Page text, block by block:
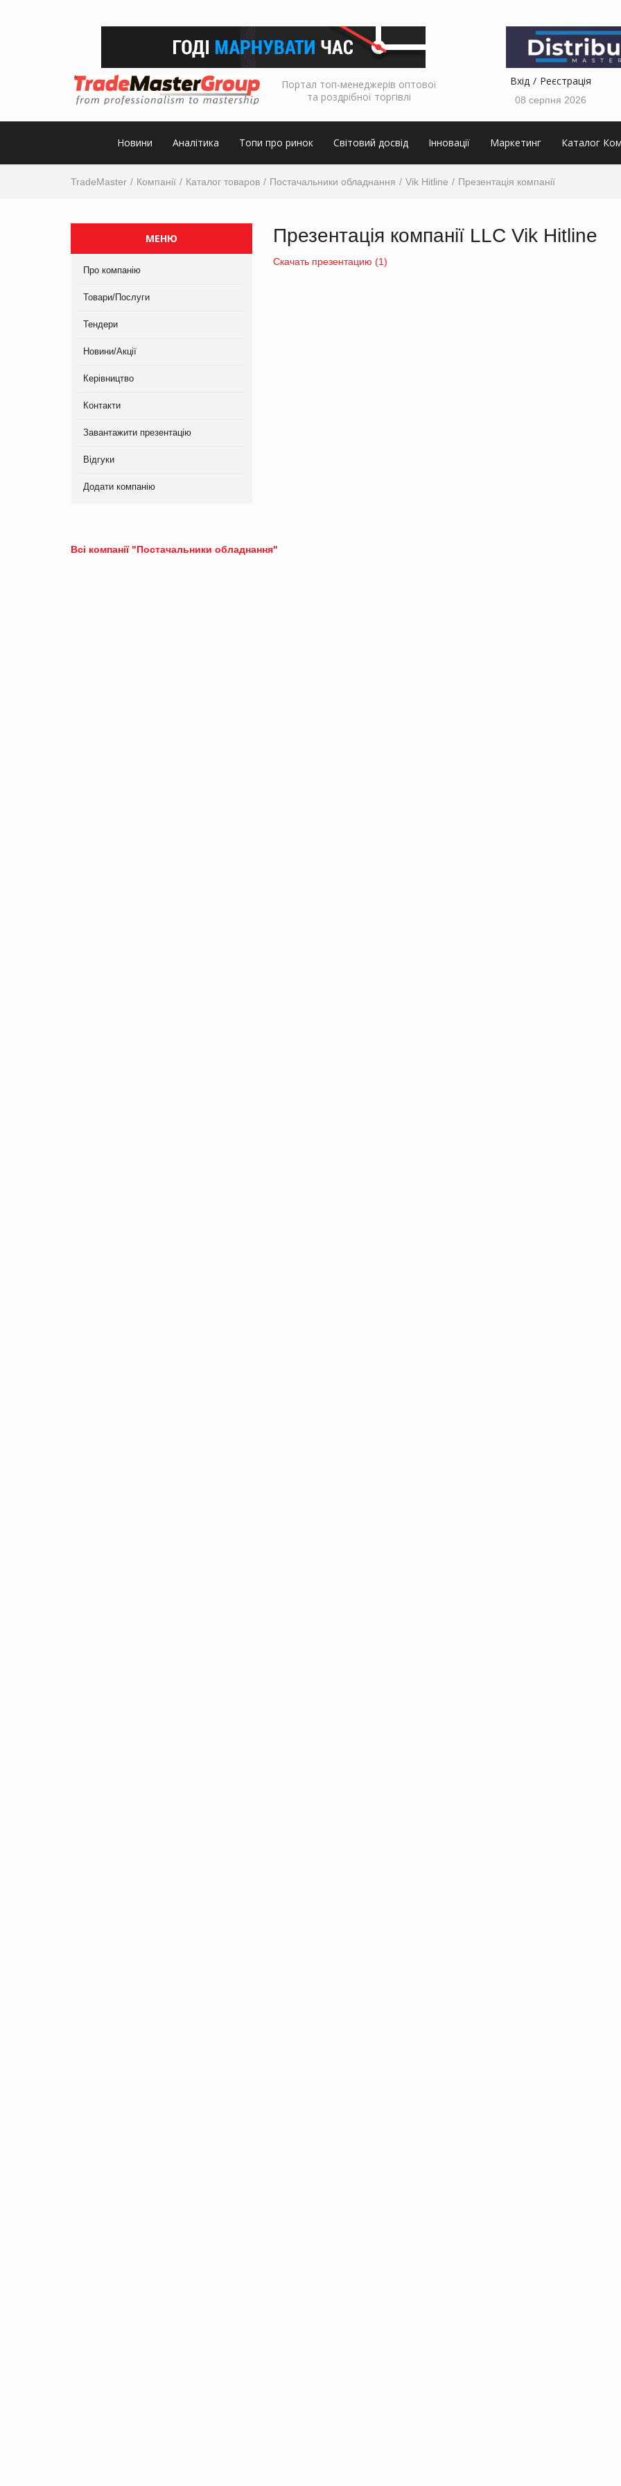
Портал топ-менеджерів оптової
та роздрібної торгівлі
Вхід Реєстрація
08 серпня 2026
Новини Аналітика Топи про ринок Світовий досвід Інновації Маркетинг Каталог
TradeMaster Компанії Каталог товаров Постачальники обладнання Vik Hitline Презентація компанії
МЕНЮ
Про компанію
Товари/Послуги
Тендери
Новини/Акції
Керівництво
Контакти
Завантажити презентацію
Відгуки
Додати компанію
Презентація компанії LLC Vik Hitline
Скачать презентацию (1)
Всі компанії "Постачальники обладнання"